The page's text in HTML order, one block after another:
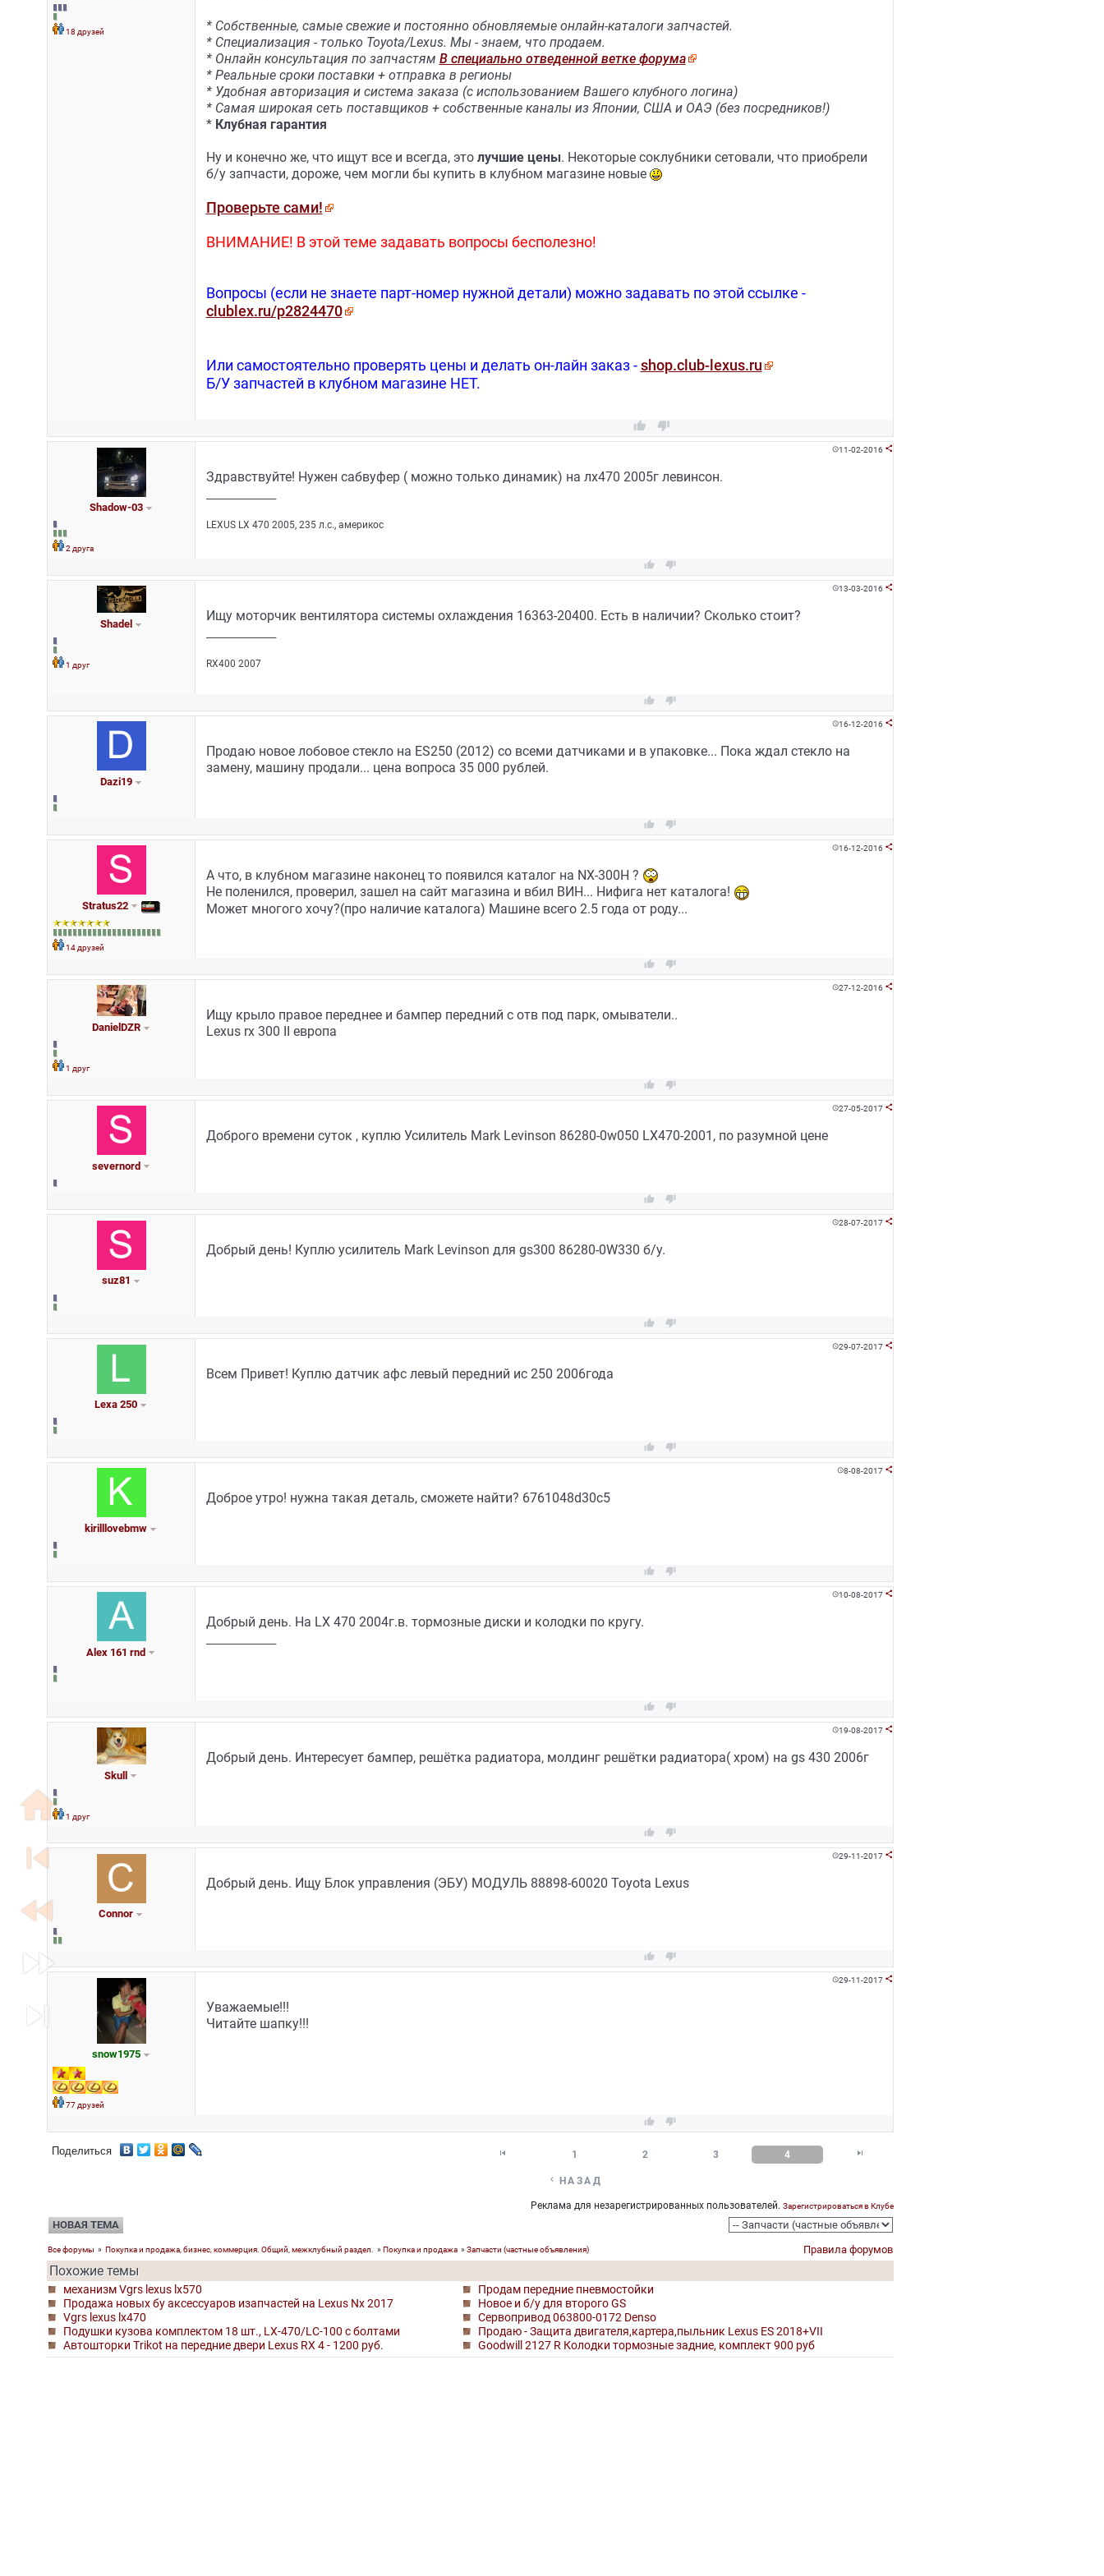
home
skip_previous
fast_rewind
fast_forward
skip_next
18 друзей
* Собственные, самые свежие и постоянно обновляемые онлайн-каталоги запчастей.
* Специализация - только Toyota/Lexus. Мы - знаем, что продаем.
* Онлайн консультация по запчастям В специально отведенной ветке форума
* Реальные сроки поставки + отправка в регионы
* Удобная авторизация и система заказа (с использованием Вашего клубного логина)
* Самая широкая сеть поставщиков + собственные каналы из Японии, США и ОАЭ (без посредников!)
* Клубная гарантия
Ну и конечно же, что ищут все и всегда, это лучшие цены. Некоторые соклубники сетовали, что приобрели
б/у запчасти, дороже, чем могли бы купить в клубном магазине новые
Проверьте сами!
ВНИМАНИЕ! В этой теме задавать вопросы бесполезно!
Вопросы (если не знаете парт-номер нужной детали) можно задавать по этой ссылке -
clublex.ru/p2824470
Или самостоятельно проверять цены и делать он-лайн заказ -shop.club-lexus.ru
Б/У запчастей в клубном магазине НЕТ.
 
Shadow-03
2 друга
11-02-2016 
Здравствуйте! Нужен сабвуфер ( можно только динамик) на лх470 2005г левинсон.
LEXUS LX 470 2005, 235 л.с., америкос
 
Shadel
1 друг
13-03-2016 
Ищу моторчик вентилятора системы охлаждения 16363-20400. Есть в наличии? Сколько стоит?
RX400 2007
 
Dazi19
16-12-2016 
Продаю новое лобовое стекло на ES250 (2012) со всеми датчиками и в упаковке... Пока ждал стекло на
замену, машину продали... цена вопроса 35 000 рублей.
 
Stratus22
14 друзей
16-12-2016 
А что, в клубном магазине наконец то появился каталог на NX-300H ?
Не поленился, проверил, зашел на сайт магазина и вбил ВИН... Нифига нет каталога!
Может многого хочу?(про наличие каталога) Машине всего 2.5 года от роду...
 
DanielDZR
1 друг
27-12-2016 
Ищу крыло правое переднее и бампер передний с отв под парк, омыватели..
Lexus rx 300 II европа
 
severnord
27-05-2017 
Доброго времени суток , куплю Усилитель Mark Levinson 86280-0w050 LX470-2001, по разумной цене
 
suz81
28-07-2017 
Добрый день! Куплю усилитель Mark Levinson для gs300 86280-0W330 б/у.
 
Lexa 250
29-07-2017 
Всем Привет! Куплю датчик афс левый передний ис 250 2006года
 
kirilllovebmw
8-08-2017 
Доброе утро! нужна такая деталь, сможете найти? 6761048d30c5
 
Alex 161 rnd
10-08-2017 
Добрый день. На LX 470 2004г.в. тормозные диски и колодки по кругу.
 
Skull
1 друг
19-08-2017 
Добрый день. Интересует бампер, решётка радиатора, молдинг решётки радиатора( хром) на gs 430 2006г
 
Connor
29-11-2017 
Добрый день. Ищу Блок управления (ЭБУ) МОДУЛЬ 88898-60020 Toyota Lexus
 
snow1975
77 друзей
29-11-2017 
Уважаемые!!!
Читайте шапку!!!
 
Поделиться  1 2 3 4 
 НАЗАД
Реклама для незарегистрированных пользователей. Зарегистрироваться в Клубе
НОВАЯ ТЕМА
Все форумы » Покупка и продажа, бизнес, коммерция. Общий, межклубный раздел. » Покупка и продажа» Запчасти (частные объявления) Правила форумов
Похожие темы
механизм Vgrs lexus lx570
Продам передние пневмостойки
Продажа новых бу аксессуаров изапчастей на Lexus Nx 2017
Новое и б/у для второго GS
Vgrs lexus lx470
Сервопривод 063800-0172 Denso
Подушки кузова комплектом 18 шт., LX-470/LС-100 с болтами
Продаю - Защита двигателя,картера,пыльник Lexus ES 2018+VII
Автошторки Тrikot на передние двери Lexus RX 4 - 1200 руб.
Goodwill 2127 R Колодки тормозные задние, комплект 900 руб